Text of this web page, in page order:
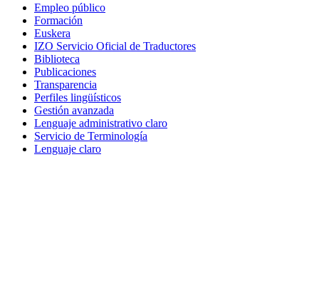
Empleo público
Formación
Euskera
IZO Servicio Oficial de Traductores
Biblioteca
Publicaciones
Transparencia
Perfiles lingüísticos
Gestión avanzada
Lenguaje administrativo claro
Servicio de Terminología
Lenguaje claro